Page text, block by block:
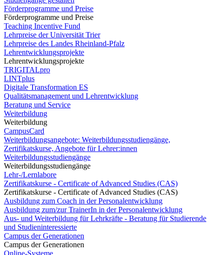
Förderprogramme und Preise
Förderprogramme und Preise
Teaching Incentive Fund
Lehrpreise der Universität Trier
Lehrpreise des Landes Rheinland-Pfalz
Lehrentwicklungsprojekte
Lehrentwicklungsprojekte
TRIGITALpro
LINTplus
Digitale Transformation ES
Qualitätsmanagement und Lehrentwicklung
Beratung und Service
Weiterbildung
Weiterbildung
CampusCard
Weiterbildungsangebote: Weiterbildungsstudiengänge,
Zertifikatskurse, Angebote für Lehrer:innen
Weiterbildungsstudiengänge
Weiterbildungsstudiengänge
Lehr-/Lernlabore
Zertifikatskurse - Certificate of Advanced Studies (CAS)
Zertifikatskurse - Certificate of Advanced Studies (CAS)
Ausbildung zum Coach in der Personalentwicklung
Ausbildung zum/zur TrainerIn in der Personalentwicklung
Aus- und Weiterbildung für Lehrkräfte - Beratung für Studierende
und Studieninteressierte
Campus der Generationen
Campus der Generationen
Online-Systeme